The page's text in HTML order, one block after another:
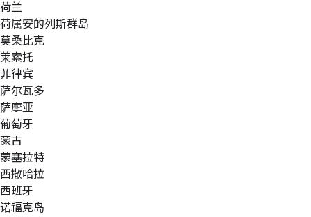
荷兰
荷属安的列斯群岛
莫桑比克
莱索托
菲律宾
萨尔瓦多
萨摩亚
葡萄牙
蒙古
蒙塞拉特
西撒哈拉
西班牙
诺福克岛